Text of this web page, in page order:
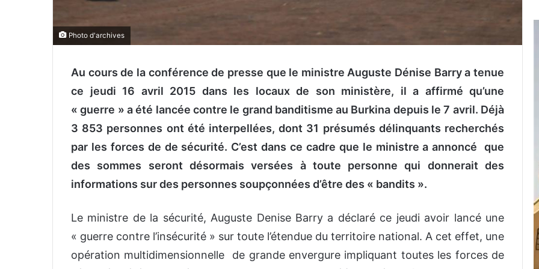
Photo d'archives
Au cours de la conférence de presse que le ministre Auguste Dénise Barry a tenue
ce jeudi 16 avril 2015 dans les locaux de son ministère, il a affirmé qu’une
« guerre » a été lancée contre le grand banditisme au Burkina depuis le 7 avril. Déjà
3 853 personnes ont été interpellées, dont 31 présumés délinquants recherchés
par les forces de de sécurité. C’est dans ce cadre que le ministre a annoncé que
des sommes seront désormais versées à toute personne qui donnerait des
informations sur des personnes soupçonnées d’être des « bandits ».
Le ministre de la sécurité, Auguste Denise Barry a déclaré ce jeudi avoir lancé une
« guerre contre l’insécurité » sur toute l’étendue du territoire national. A cet effet, une
opération multidimensionnelle de grande envergure impliquant toutes les forces de